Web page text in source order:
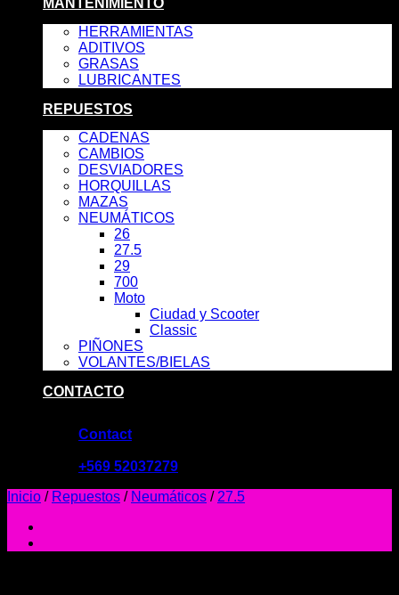
MANTENIMIENTO
HERRAMIENTAS
ADITIVOS
GRASAS
LUBRICANTES
REPUESTOS
CADENAS
CAMBIOS
DESVIADORES
HORQUILLAS
MAZAS
NEUMÁTICOS
26
27.5
29
700
Moto
Ciudad y Scooter
Classic
PIÑONES
VOLANTES/BIELAS
CONTACTO
Contact
+569 52037279
Inicio / Repuestos / Neumáticos / 27.5